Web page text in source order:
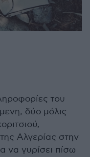
του
δύο μόλις
Αλγερίας στην
να γυρίσει πίσω